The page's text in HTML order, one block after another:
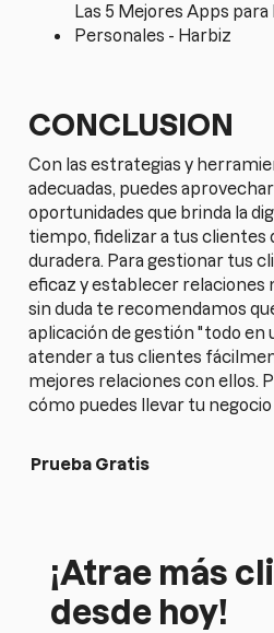
Las 5 Mejores Apps
Personales - Harbiz
CONCLUSION
Con las estrategias y
adecuadas, puedes
oportunidades que brinda la
tiempo, fidelizar a tus clientes
duradera. Para gestionar tus
eficaz y establecer relaciones
sin duda te recomendamos
aplicación de gestión "todo en
atender a tus clientes
mejores relaciones con ellos.
cómo puedes llevar tu negocio
Prueba Gratis
¡Atrae más
desde hoy!